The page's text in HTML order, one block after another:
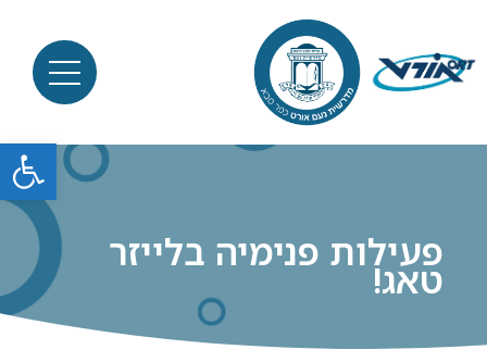
פתח
פעילות פנימיה בלייזר
טאג!